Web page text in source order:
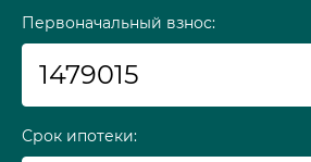
Первоначальный взнос:
Срок ипотеки: